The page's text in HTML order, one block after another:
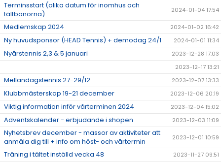
Terminsstart (olika datum för inomhus och
tältbanorna)
2024-01-04 17:54
Medlemskap 2024 2024-01-02 16:42
Ny huvudsponsor (HEAD Tennis) + demodag 24/1 2024-01-01 11:34
Nyårstennis 2,3 & 5 januari
2023-12-28 17:03
2023-12-17 13:21
Mellandagstennis 27-29/12 2023-12-07 13:33
Klubbmästerskap 19-21 december 2023-12-06 20:19
Viktig information inför vårterminen 2024 2023-12-04 15:02
Adventskalender - erbjudande i shopen 2023-12-03 11:09
Nyhetsbrev december - massor av aktiviteter att
anmäla dig till + info om höst- och vårtermin
2023-12-01 10:59
Träning i tältet inställd vecka 48 2023-11-27 09:51